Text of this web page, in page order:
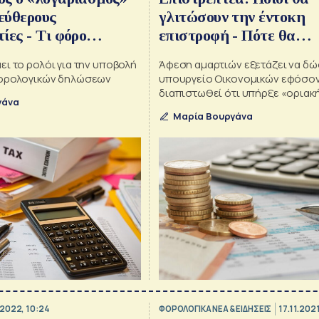
- Τι φόρο
το ρολόι για την υποβολή
δηλώσεων
γλιτώσουν την έντοκη
επιστροφή - Πότε θα
Άφεση αμαρτιών εξετάζει να
υπουργείο Οικονομικών
διαπιστωθεί ότι υπήρξε
κρατικής ενίσχυσης
Μαρία Βουργάνα
10:24 ΦΟΡΟΛΟΓΙΚΑ ΝΕΑ & EΙΔΗΣΕΙΣ